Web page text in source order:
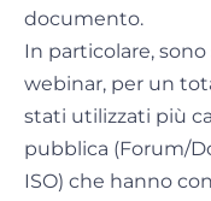
documento.
In particolare,
webinar, per un
stati utilizzati più
pubblica (Forum/
ISO) che hanno